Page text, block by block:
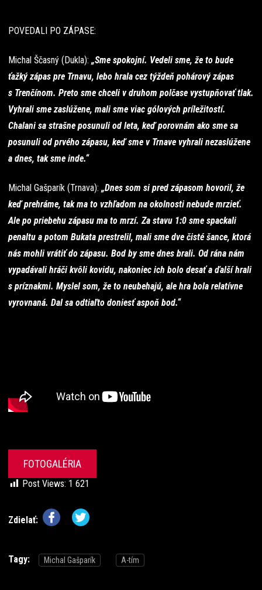
POVEDALI PO ZÁPASE:
Michal Ščasný (Dukla): „Sme spokojní. Vedeli sme, že to bude
ťažký zápas pre Trnavu, lebo hrala cez týždeň pohárový zápas
s Trenčínom. Preto sme chceli v druhom polčase vystupňovať tlak.
Vyhrali sme zaslúžene, mali sme viac gólových príležitostí.
Chalani sa strašne posunuli od leta, keď porovnám ako sme sa
posunuli od prvého zápasu, keď sme v Trnave vyhrali nezaslúžene
a dnes, tak sme inde.“
Michal Gašparík (Trnava): „Dnes som si pred zápasom hovoril, že
keď prehráme, tak ma to vzhľadom na okolnosti nebude mrzieť.
Ale po priebehu zápasu ma to mrzí. Za stavu 1:0 sme spackali
penaltu a potom Bukata prestrelil, mali sme dve čisté šance, ktorá
nás mohli vrátiť do zápasu. Bod by sme dnes brali. Od rána nám
vypadávali hráči kvôli kovidu, nakoniec ich bolo desať a ďalší hrali
s príznakmi. Myslel som, že to neubehajú, ale hra bola relatívne
vyrovnaná. Dal sa odtiaľto doniesť aspoň bod.“
FOTOGALÉRIA
Post Views: 1 621
Zdielať:
Tagy: Michal Gašparík A-tím